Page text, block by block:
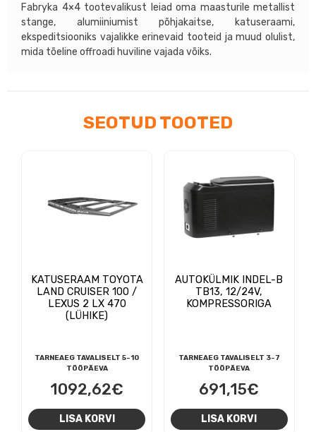
Fabryka 4×4 tootevalikust leiad oma maasturile metallist
stange, alumiiniumist põhjakaitse, katuseraami,
ekspeditsiooniks vajalikke erinevaid tooteid ja muud olulist,
mida tõeline offroadi huviline vajada võiks.
SEOTUD TOOTED
KATUSERAAM TOYOTA
LAND CRUISER 100 /
LEXUS 2 LX 470
(LÜHIKE)
TARNEAEG TAVALISELT 5-10
TÖÖPÄEVA
1092,62€
LISA KORVI
AUTOKÜLMIK INDEL-B
TB13, 12/24V,
KOMPRESSORIGA
TARNEAEG TAVALISELT 3-7
TÖÖPÄEVA
691,15€
LISA KORVI